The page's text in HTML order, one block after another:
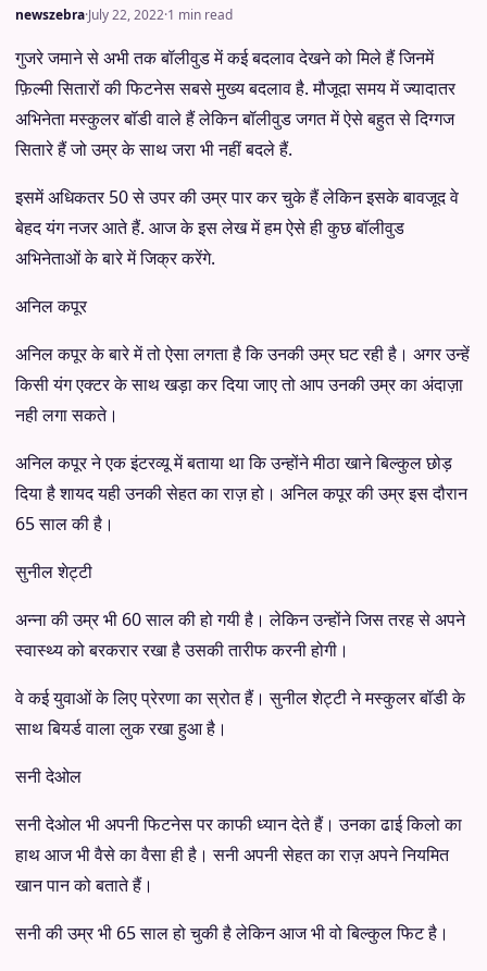
newszebra·July 22, 2022·1 min read
गुजरे जमाने से अभी तक बॉलीवुड में कई बदलाव देखने को मिले हैं जिनमें
फ़िल्मी सितारों की फिटनेस सबसे मुख्य बदलाव है. मौजूदा समय में ज्यादातर
अभिनेता मस्कुलर बॉडी वाले हैं लेकिन बॉलीवुड जगत में ऐसे बहुत से दिग्गज
सितारे हैं जो उम्र के साथ जरा भी नहीं बदले हैं.
इसमें अधिकतर 50 से उपर की उम्र पार कर चुके हैं लेकिन इसके बावजूद वे
बेहद यंग नजर आते हैं. आज के इस लेख में हम ऐसे ही कुछ बॉलीवुड
अभिनेताओं के बारे में जिक्र करेंगे.
अनिल कपूर
अनिल कपूर के बारे में तो ऐसा लगता है कि उनकी उम्र घट रही है। अगर उन्हें
किसी यंग एक्टर के साथ खड़ा कर दिया जाए तो आप उनकी उम्र का अंदाज़ा
नही लगा सकते।
अनिल कपूर ने एक इंटरव्यू में बताया था कि उन्होंने मीठा खाने बिल्कुल छोड़
दिया है शायद यही उनकी सेहत का राज़ हो। अनिल कपूर की उम्र इस दौरान
65 साल की है।
सुनील शेट्टी
अन्ना की उम्र भी 60 साल की हो गयी है। लेकिन उन्होंने जिस तरह से अपने
स्वास्थ्य को बरकरार रखा है उसकी तारीफ करनी होगी।
वे कई युवाओं के लिए प्रेरणा का स्रोत हैं। सुनील शेट्टी ने मस्कुलर बॉडी के
साथ बियर्ड वाला लुक रखा हुआ है।
सनी देओल
सनी देओल भी अपनी फिटनेस पर काफी ध्यान देते हैं। उनका ढाई किलो का
हाथ आज भी वैसे का वैसा ही है। सनी अपनी सेहत का राज़ अपने नियमित
खान पान को बताते हैं।
सनी की उम्र भी 65 साल हो चुकी है लेकिन आज भी वो बिल्कुल फिट है।